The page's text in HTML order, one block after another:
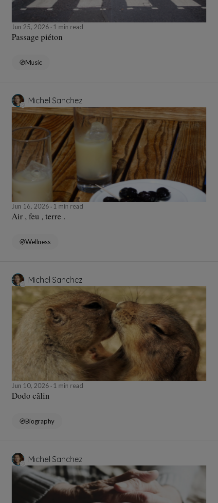
Jun 25, 2026 1 min read
Passage piéton
Music
Michel Sanchez
Jun 16, 2026 1 min read
Air , feu , terre .
Wellness
Michel Sanchez
Jun 10, 2026 1 min read
Dodo câlin
Biography
Michel Sanchez